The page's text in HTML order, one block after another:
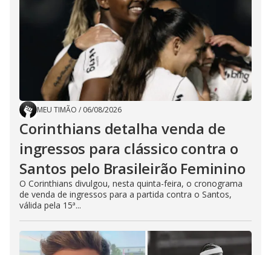
MEU TIMÃO / 06/08/2026
Corinthians detalha venda de
ingressos para clássico contra o
Santos pelo Brasileirão Feminino
O Corinthians divulgou, nesta quinta-feira, o cronograma
de venda de ingressos para a partida contra o Santos,
válida pela 15ª...